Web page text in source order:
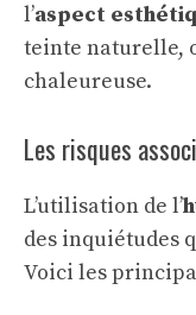
l’aspect
teinte naturelle,
chaleureuse.
Les risques
L’utilisation de l’
des inquiétudes
Voici les